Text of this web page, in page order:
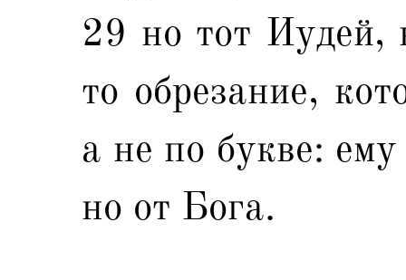
29 но тот Иудей,
то обрезание,
а не по букве:
но от Бога.